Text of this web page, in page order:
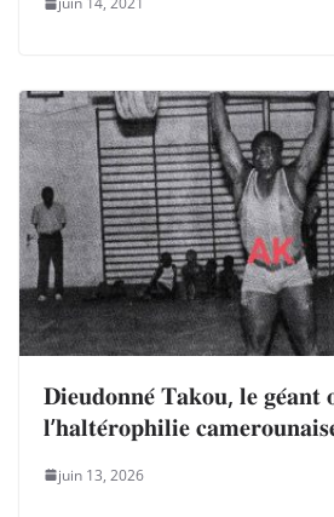
𝐃𝐢𝐞𝐮𝐝𝐨𝐧𝐧𝐞́ 𝐓𝐚𝐤𝐨𝐮, 𝐥𝐞 𝐠𝐞́𝐚𝐧𝐭
𝐥’𝐡𝐚𝐥𝐭𝐞́𝐫𝐨𝐩𝐡𝐢𝐥𝐢𝐞
juin 13, 2026